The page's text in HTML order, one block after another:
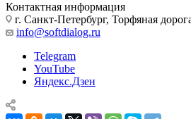
Контактная информация
г. Санкт-Петербург, Торфяная
info@softdialog.ru
Telegram
YouTube
Яндекс.Дзен